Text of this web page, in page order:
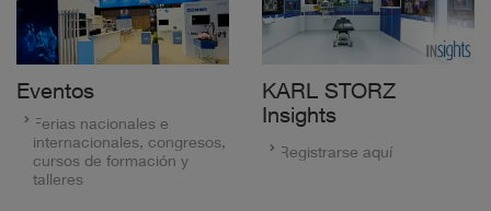
Eventos
Ferias nacionales e
internacionales, congresos,
cursos de formación y
talleres
KARL STORZ
Insights
Registrarse aquí